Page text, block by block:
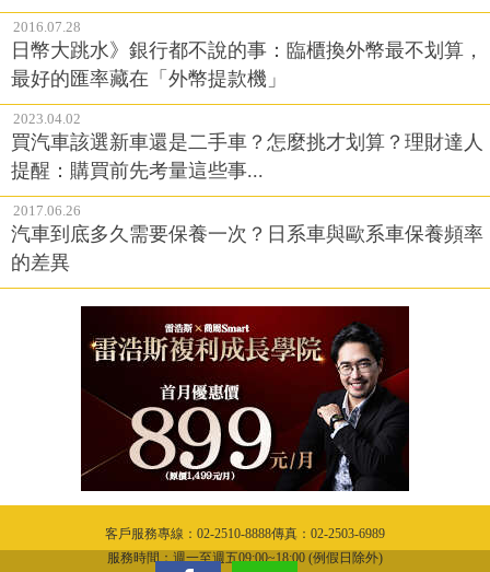
2016.07.28
日幣大跳水》銀行都不說的事：臨櫃換外幣最不划算，
最好的匯率藏在「外幣提款機」
2023.04.02
買汽車該選新車還是二手車？怎麼挑才划算？理財達人
提醒：購買前先考量這些事...
2017.06.26
汽車到底多久需要保養一次？日系車與歐系車保養頻率
的差異
客戶服務專線：02-2510-8888傳真：02-2503-6989
服務時間：週一至週五09:00~18:00 (例假日除外)